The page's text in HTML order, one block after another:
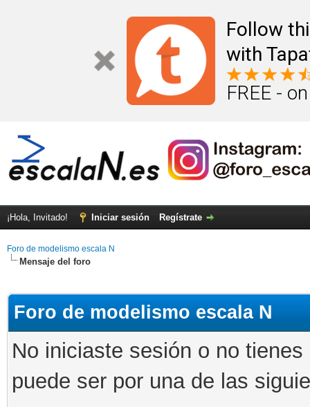
Follow
with
FREE -
¡Hola, Invitado! Iniciar sesión Regístrate
Foro de modelismo escala N
Mensaje del foro
Foro de modelismo escala N
No iniciaste sesión o no
puede ser por una de las